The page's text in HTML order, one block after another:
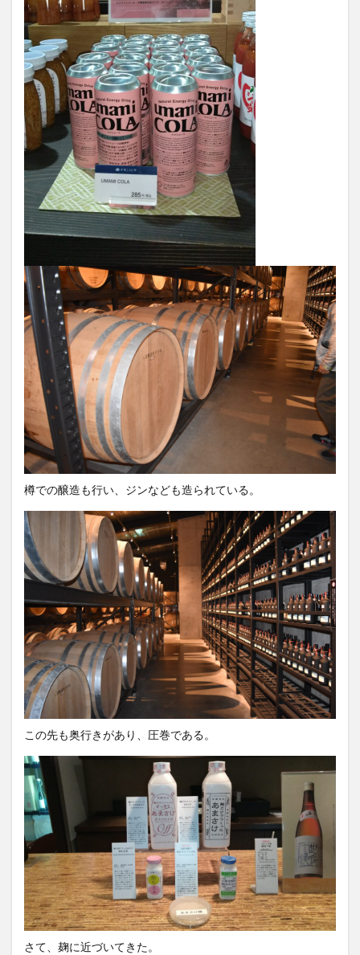
樽での醸造も行い、ジンなども造られている。
この先も奥行きがあり、圧巻である。
さて、麹に近づいてきた。